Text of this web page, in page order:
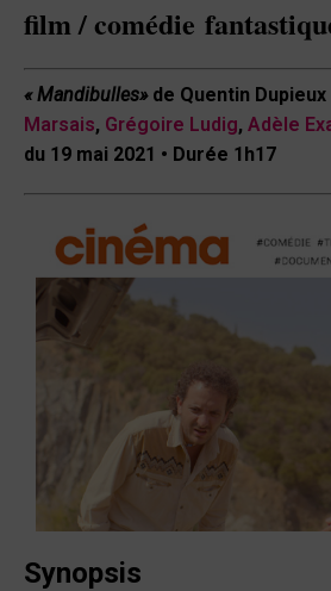
film / comédie
« Mandibulles» de Quentin Dupieux
Marsais, Grégoire Ludig, Adèle
du 19 mai 2021 • Durée 1h17
Synopsis